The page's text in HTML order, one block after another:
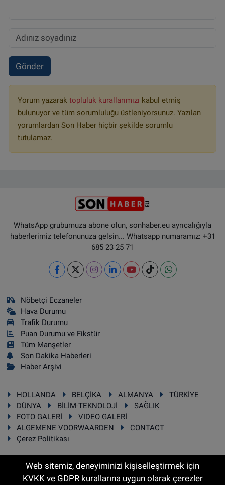
Gönder
Yorum yazarak topluluk kurallarımızı kabul etmiş
bulunuyor ve tüm sorumluluğu üstleniyorsunuz. Yazılan
yorumlardan Son Haber hiçbir şekilde sorumlu
tutulamaz.
WhatsApp grubumuza abone olun, sonhaber.eu ayrıcalığıyla
haberlerimiz telefonunuza gelsin... Whatsapp numaramız: +31
685 23 25 71
Nöbetçi Eczaneler
Hava Durumu
Trafik Durumu
Puan Durumu ve Fikstür
Tüm Manşetler
Son Dakika Haberleri
Haber Arşivi
HOLLANDA BELÇİKA ALMANYA
TÜRKİYE
DÜNYA
BİLİM-TEKNOLOJİ
SAĞLIK
FOTO GALERİ
VIDEO GALERİ
ALGEMENE VOORWAARDEN
CONTACT
Çerez Politikası
Web sitemiz, deneyiminizi kişiselleştirmek için
KVKK ve GDPR kurallarına uygun olarak çerezler